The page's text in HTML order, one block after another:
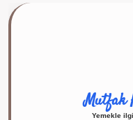
Mutfak
Yemekle